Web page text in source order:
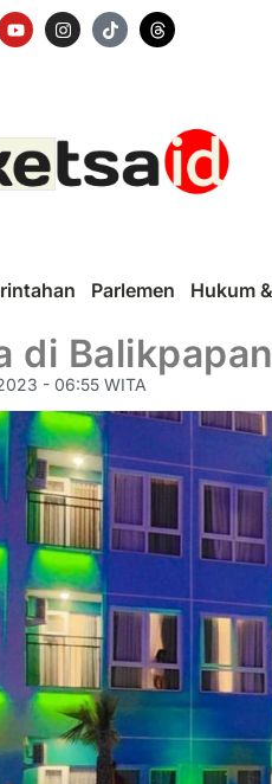
Parlemen Hukum
di
- 06:55 WITA